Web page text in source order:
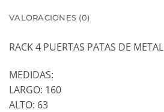
VALORACIONES (0)
RACK 4 PUERTAS PATAS DE METAL
MEDIDAS:
LARGO: 160
ALTO: 63